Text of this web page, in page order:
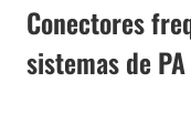
Conectores
sistemas de PA